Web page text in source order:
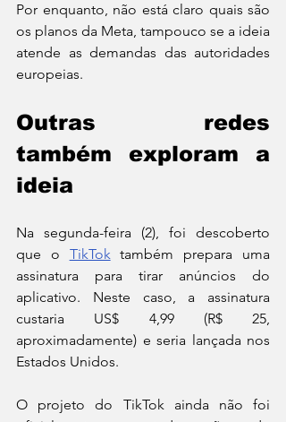
Por enquanto, não está claro quais são
os planos da Meta, tampouco se a ideia
atende as demandas das autoridades
europeias.
Outras redes
também exploram a
ideia
Na segunda-feira (2), foi descoberto
que o TikTok também prepara uma
assinatura para tirar anúncios do
aplicativo. Neste caso, a assinatura
custaria US$ 4,99 (R$ 25,
aproximadamente) e seria lançada nos
Estados Unidos.
O projeto do TikTok ainda não foi